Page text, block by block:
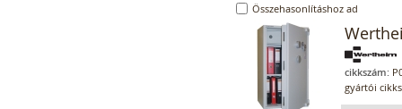
Összehasonlításhoz ad
cikkszám:
gyártói